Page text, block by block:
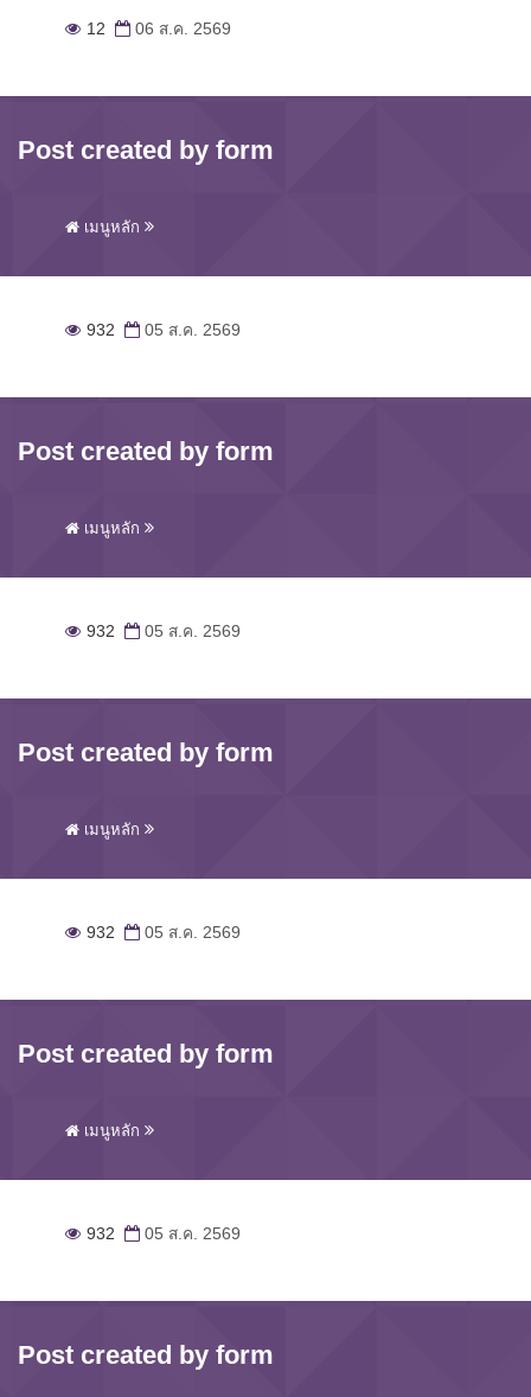
12 06 ส.ค. 2569
Post created by form
เมนูหลัก
932 05 ส.ค. 2569
Post created by form
เมนูหลัก
932 05 ส.ค. 2569
Post created by form
เมนูหลัก
932 05 ส.ค. 2569
Post created by form
เมนูหลัก
932 05 ส.ค. 2569
Post created by form